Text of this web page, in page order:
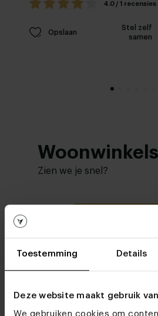
Toestemming Details
Deze website maakt gebruik
We gebruiken cookies om
4.0 / 1 recensies
Opslaan
Stel zelf
samen
Woonwinkels
Zien we je snel?